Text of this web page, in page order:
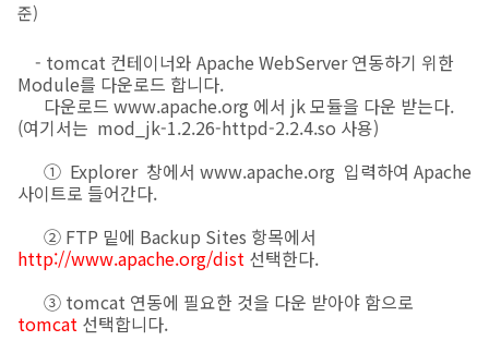
준)
- tomcat 컨테이너와 Apache WebServer 연동하기 위한
Module를 다운로드 합니다.
다운로드 www.apache.org 에서 jk 모듈을 다운 받는다.
(여기서는 mod_jk-1.2.26-httpd-2.2.4.so 사용)
① Explorer 창에서 www.apache.org 입력하여 Apache
사이트로 들어간다.
② FTP 밑에 Backup Sites 항목에서
http://www.apache.org/dist 선택한다.
③ tomcat 연동에 필요한 것을 다운 받아야 함으로
tomcat 선택합니다.